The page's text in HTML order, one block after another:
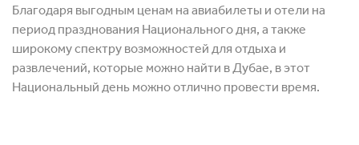
Благодаря выгодным ценам на авиабилеты и отели на
период празднования Национального дня, а также
широкому спектру возможностей для отдыха и
развлечений, которые можно найти в Дубае, в этот
Национальный день можно отлично провести время.